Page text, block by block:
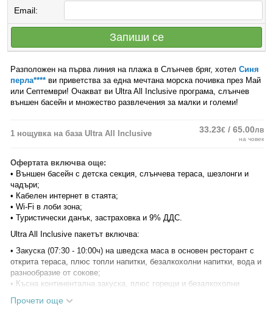
Email:
Запиши се
Разположен на първа линия на плажа в Слънчев бряг, хотел Синя
перла**** ви приветства за една мечтана морска почивка през Май
или Септември! Очакват ви Ultra All Inclusive програма, слънчев
външен басейн и множество развлечения за малки и големи!
1 нощувка на база Ultra All Inclusive 33.23€ / 65.00лв
на човек
Офертата включва още:
• Външен басейн с детска секция, слънчева тераса, шезлонги и
чадъри;
• Кабелен интернет в стаята;
• Wi-Fi в лоби зона;
• Туристически данък, застраховка и 9% ДДС.
Ultra All Inclusive пакетът включва:
• Закуска (07:30 - 10:00ч) на шведска маса в основен ресторант с
открита тераса, плюс топли напитки, безалкохолни напитки, вода и
разнообразие от сокове;
• Късна континентална закуска, плюс горещи и безалкохолни
(подбор от местни и вносни марки);
Прочети още